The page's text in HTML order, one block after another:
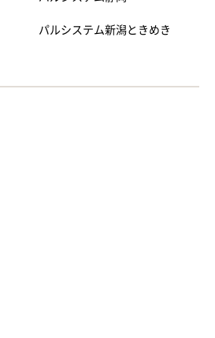
パルシステム新潟ときめき